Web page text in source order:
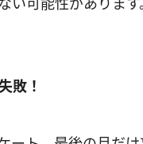
敗！